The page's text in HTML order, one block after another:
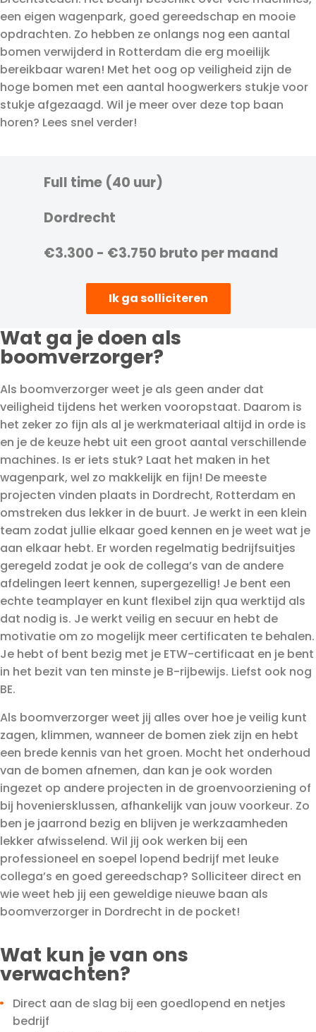
een eigen wagenpark, goed gereedschap en mooie
opdrachten. Zo hebben ze onlangs nog een aantal
bomen verwijderd in Rotterdam die erg moeilijk
bereikbaar waren! Met het oog op veiligheid zijn de
hoge bomen met een aantal hoogwerkers stukje voor
stukje afgezaagd. Wil je meer over deze top baan
horen? Lees snel verder!
Full time (40 uur)
Dordrecht
€3.300 - €3.750 bruto per maand
Ik ga solliciteren
Wat ga je doen als
boomverzorger?
Als boomverzorger weet je als geen ander dat
veiligheid tijdens het werken vooropstaat. Daarom is
het zeker zo fijn als al je werkmateriaal altijd in orde is
en je de keuze hebt uit een groot aantal verschillende
machines. Is er iets stuk? Laat het maken in het
wagenpark, wel zo makkelijk en fijn! De meeste
projecten vinden plaats in Dordrecht, Rotterdam en
omstreken dus lekker in de buurt. Je werkt in een klein
team zodat jullie elkaar goed kennen en je weet wat je
aan elkaar hebt. Er worden regelmatig bedrijfsuitjes
geregeld zodat je ook de collega’s van de andere
afdelingen leert kennen, supergezellig! Je bent een
echte teamplayer en kunt flexibel zijn qua werktijd als
dat nodig is. Je werkt veilig en secuur en hebt de
motivatie om zo mogelijk meer certificaten te behalen.
Je hebt of bent bezig met je ETW-certificaat en je bent
in het bezit van ten minste je B-rijbewijs. Liefst ook nog
BE.
Als boomverzorger weet jij alles over hoe je veilig kunt
zagen, klimmen, wanneer de bomen ziek zijn en hebt
een brede kennis van het groen. Mocht het onderhoud
van de bomen afnemen, dan kan je ook worden
ingezet op andere projecten in de groenvoorziening of
bij hoveniersklussen, afhankelijk van jouw voorkeur. Zo
ben je jaarrond bezig en blijven je werkzaamheden
lekker afwisselend. Wil jij ook werken bij een
professioneel en soepel lopend bedrijf met leuke
collega’s en goed gereedschap? Solliciteer direct en
wie weet heb jij een geweldige nieuwe baan als
boomverzorger in Dordrecht in de pocket!
Wat kun je van ons
verwachten?
Direct aan de slag bij een goedlopend en netjes
bedrijf